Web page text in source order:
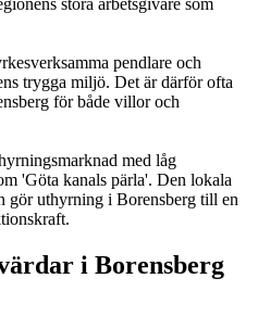
pendlare och
trygga miljö. Det är därför ofta
för både villor och
med låg
'Göta kanals pärla'. Den lokala
gör uthyrning i Borensberg till en
i Borensberg